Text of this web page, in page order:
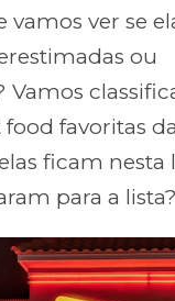
vamos ver se
ou
Vamos
food favoritas
ficam nesta
para a lista?